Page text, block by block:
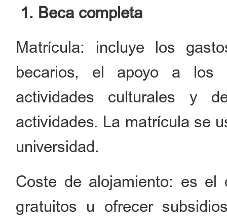
1. Beca completa
Matrícula: incluye los
becarios, el apoyo a los
actividades culturales y
actividades. La matrícula se
universidad.
Coste de alojamiento: es el
gratuitos u ofrecer